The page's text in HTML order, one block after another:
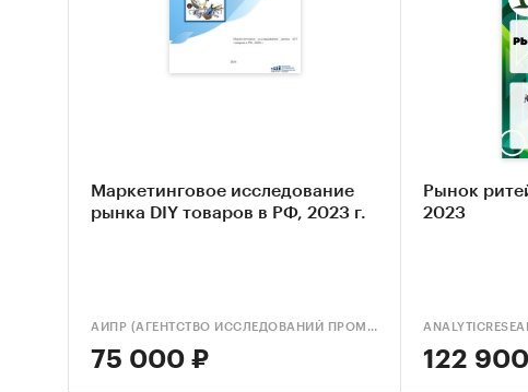
Маркетинговое исследование
рынка DIY товаров в РФ, 2023 г.
АИПР (АГЕНТСТВО ИССЛЕДОВАНИЙ ПРОМЫШЛЕННЫХ И ПОТРЕБИТЕЛЬСКИХ РЫНКОВ)
75 000 ₽
Рынок
2023
122